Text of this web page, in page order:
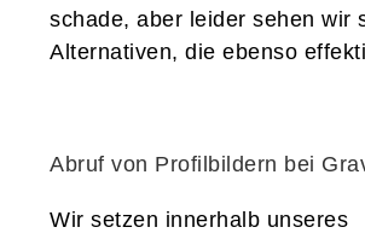
schade, aber leider sehen wir
Alternativen, die ebenso
Abruf von Profilbildern bei
Wir setzen innerhalb unseres